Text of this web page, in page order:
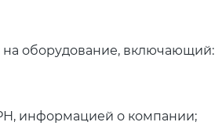
на оборудование, включающий:
информацией о компании;